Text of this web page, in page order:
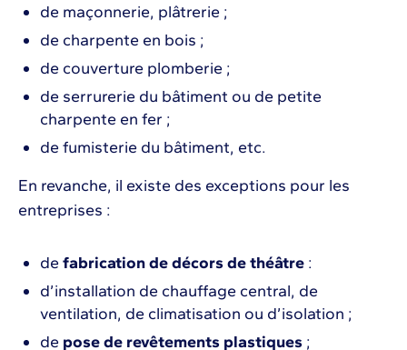
de maçonnerie, plâtrerie ;
de charpente en bois ;
de couverture plomberie ;
de serrurerie du bâtiment ou de petite
charpente en fer ;
de fumisterie du bâtiment, etc.
En revanche, il existe des exceptions pour les
entreprises :
de fabrication de décors de théâtre :
d’installation de chauffage central, de
ventilation, de climatisation ou d’isolation ;
de pose de revêtements plastiques ;